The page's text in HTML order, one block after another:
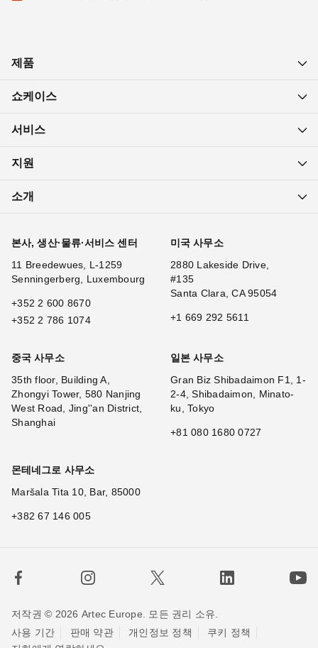
제품
쇼케이스
서비스
지원
소개
본사, 생산·물류·서비스 센터
11 Breedewues, L-1259
Senningerberg, Luxembourg
+352 2 600 8670
+352 2 786 1074
미국 사무소
2880 Lakeside Drive,
#135
Santa Clara, CA 95054
+1 669 292 5611
중국 사무소
35th floor, Building A,
Zhongyi Tower, 580 Nanjing
West Road, Jing''an District,
Shanghai
일본 사무소
Gran Biz Shibadaimon F1, 1-
2-4, Shibadaimon, Minato-
ku, Tokyo
+81 080 1680 0727
몬테네그로 사무소
Maršala Tita 10, Bar, 85000
+382 67 146 005
저작권 © 2026 Artec Europe. 모든 권리 소유.
사용 기간
판매 약관 개인정보 정책
쿠키 정책